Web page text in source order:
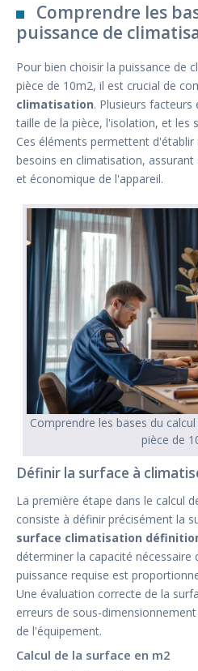
Comprendre les
puissance de
Pour bien choisir la puissance de
pièce de 10m2, il est crucial de
climatisation. Plusieurs
taille de la pièce, l'isolation, et les
Ces éléments permettent
besoins en climatisation,
et économique de l'appareil.
Comprendre les bases du
pièce de
Définir la surface à
La première étape dans le calcul
consiste à définir précisément la
surface climatisation
déterminer la capacité nécessaire
puissance requise est
Une évaluation correcte de la
erreurs de sous-
de l'équipement.
Calcul de la surface en m2